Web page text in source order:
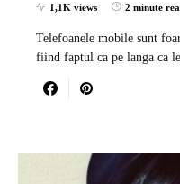
1,1K views 2 minute
Telefoanele mobile sunt
fiind faptul ca pe langa ca